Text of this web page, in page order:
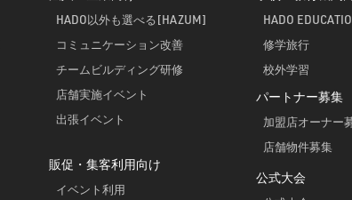
HADO以外も選べる[HAZUM]
コミュニケーション改善
チームビルディング研修
店舗実施イベント
出張イベント
販促・集客利用向け
イベント利用
HADO
修学旅行
校外学習
パートナー募集
加盟店オーナー
店舗物件募集
公式大会